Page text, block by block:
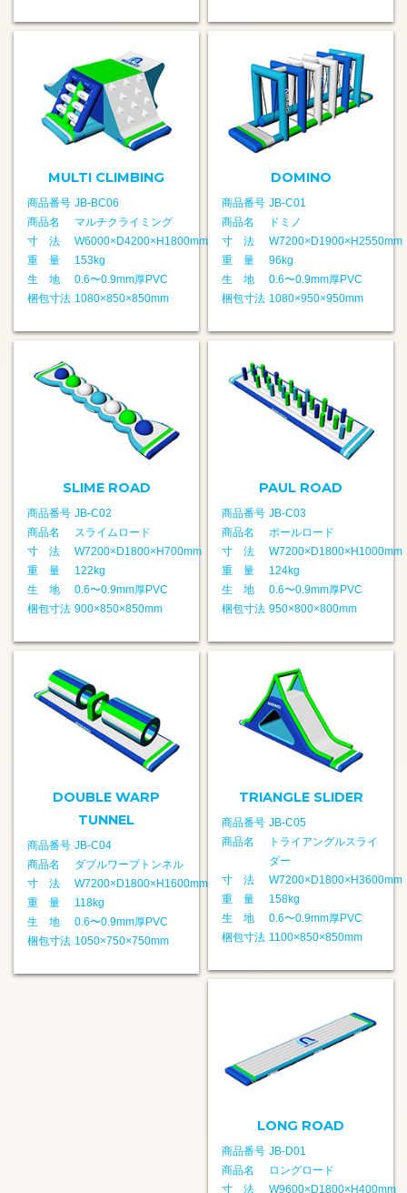
MULTI CLIMBING
商品番号 JB-BC06
商品名
マルチクライミング
寸 法
W6000×D4200×H1800mm
重 量
153kg
生 地
0.6〜0.9mm厚PVC
梱包寸法 1080×850×850mm
DOMINO
商品番号 JB-C01
商品名
ドミノ
寸 法
W7200×D1900×H2550mm
重 量
96kg
生 地
0.6〜0.9mm厚PVC
梱包寸法 1080×950×950mm
SLIME ROAD
商品番号 JB-C02
商品名
スライムロード
寸 法
W7200×D1800×H700mm
重 量
122kg
生 地
0.6〜0.9mm厚PVC
梱包寸法 900×850×850mm
PAUL ROAD
商品番号 JB-C03
商品名
ポールロード
寸 法
W7200×D1800×H1000mm
重 量
124kg
生 地
0.6〜0.9mm厚PVC
梱包寸法 950×800×800mm
DOUBLE WARP
TUNNEL
商品番号 JB-C04
商品名
ダブルワープトンネル
寸 法
W7200×D1800×H1600mm
重 量
118kg
生 地
0.6〜0.9mm厚PVC
梱包寸法 1050×750×750mm
TRIANGLE SLIDER
商品番号 JB-C05
商品名
トライアングルスライ
ダー
寸 法
W7200×D1800×H3600mm
重 量
158kg
生 地
0.6〜0.9mm厚PVC
梱包寸法 1100×850×850mm
LONG ROAD
商品番号 JB-D01
商品名
ロングロード
寸 法
W9600×D1800×H400mm